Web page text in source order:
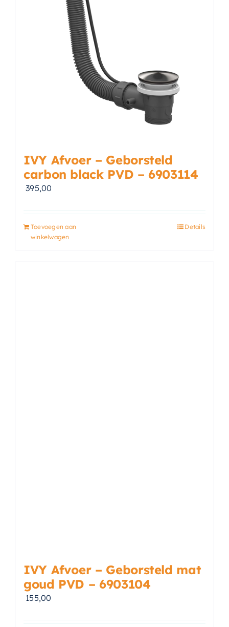
IVY Afvoer – Geborsteld
carbon black PVD – 6903114
395,00
Toevoegen aan
winkelwagen
Details
IVY Afvoer – Geborsteld mat
goud PVD – 6903104
155,00